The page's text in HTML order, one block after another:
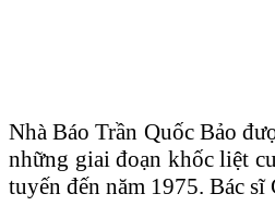
Nhà Báo Trần Quốc Bảo
những giai đoạn khốc liệt
tuyến đến năm 1975. Bác